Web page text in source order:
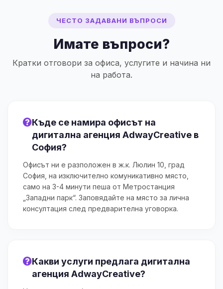
ЧЕСТО ЗАДАВАНИ ВЪПРОСИ
Имате въпроси?
Кратки отговори за офиса, услугите и начина ни
на работа.
Къде се намира офисът на
дигитална агенция AdwayCreative в
София?
Офисът ни е разположен в ж.к. Люлин 10, град
София, на изключително комуникативно място,
само на 3-4 минути пеша от Метростанция
„Западни парк“. Заповядайте на място за лична
консултация след предварителна уговорка.
Какви услуги предлага дигитална
агенция AdwayCreative?